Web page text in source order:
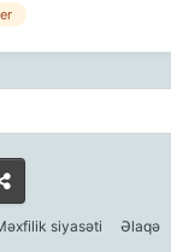
üçün ilk
siyasəti Əlaqə